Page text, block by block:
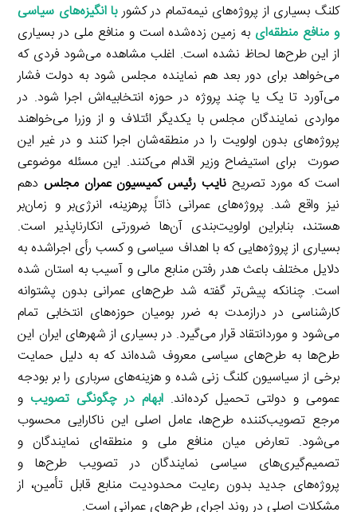
کلنگ بسیاری از پروژه‌های نیمه‌تمام در کشوربا انگیزه‌های سیاسی
و منافع منطقه‌ای به زمین زده‌شده است و منافع ملی در بسیاری
از این طرح‌ها لحاظ نشده است. اغلب مشاهده می‌شود فردی که
می‌خواهد برای دور بعد هم نماینده مجلس شود به دولت فشار
می‌آورد تا یک یا چند پروژه در حوزه انتخابیه‌اش اجرا شود. در
مواردی نمایندگان مجلس با یکدیگر ائتلاف و از وزرا می‌خواهند
پروژه‌های بدون اولویت را در منطقه‌شان اجرا کنند و در غیر این
صورت برای استیضاح وزیر اقدام می‌کنند. این مسئله موضوعی
است که مورد تصریحنایب رئیس کمیسیون عمران مجلس دهم
نیز واقع شد. پروژه‌های عمرانی ذاتاً پرهزینه، انرژی‌بر و زمان‌بر
هستند، بنابراین اولویت‌بندی آن‌ها ضرورتی انکارناپذیر است.
بسیاری از پروژه‌هایی که با اهداف سیاسی و کسب رأی اجراشده به
دلایل مختلف باعث هدر رفتن منابع مالی و آسیب به استان شده
است. چنانکه پیش‌تر گفته شد طرح‌های عمرانی بدون پشتوانه
کارشناسی در درازمدت به ضرر بومیان حوزه‌های انتخابی تمام
می‌شود و موردانتقاد قرار می‌گیرد. در بسیاری از شهرهای ایران این
طرح‌ها به طرح‌های سیاسی معروف شده‌اند که به دلیل حمایت
برخی از سیاسیون کلنگ زنی شده و هزینه‌های سرباری را بر بودجه
عمومی و دولتی تحمیل کرده‌اند. ابهام در چگونگی تصویب و
مرجع تصویب‌کننده طرح‌ها، عامل اصلی این ناکارایی محسوب
می‌شود. تعارض میان منافع ملی و منطقه‌ای نمایندگان و
تصمیم‌گیری‌های سیاسی نمایندگان در تصویب طرح‌ها و
پروژه‌های جدید بدون رعایت محدودیت منابع قابل تأمین، از
مشکلات اصلی در روند اجرای طرح‌های عمرانی است.